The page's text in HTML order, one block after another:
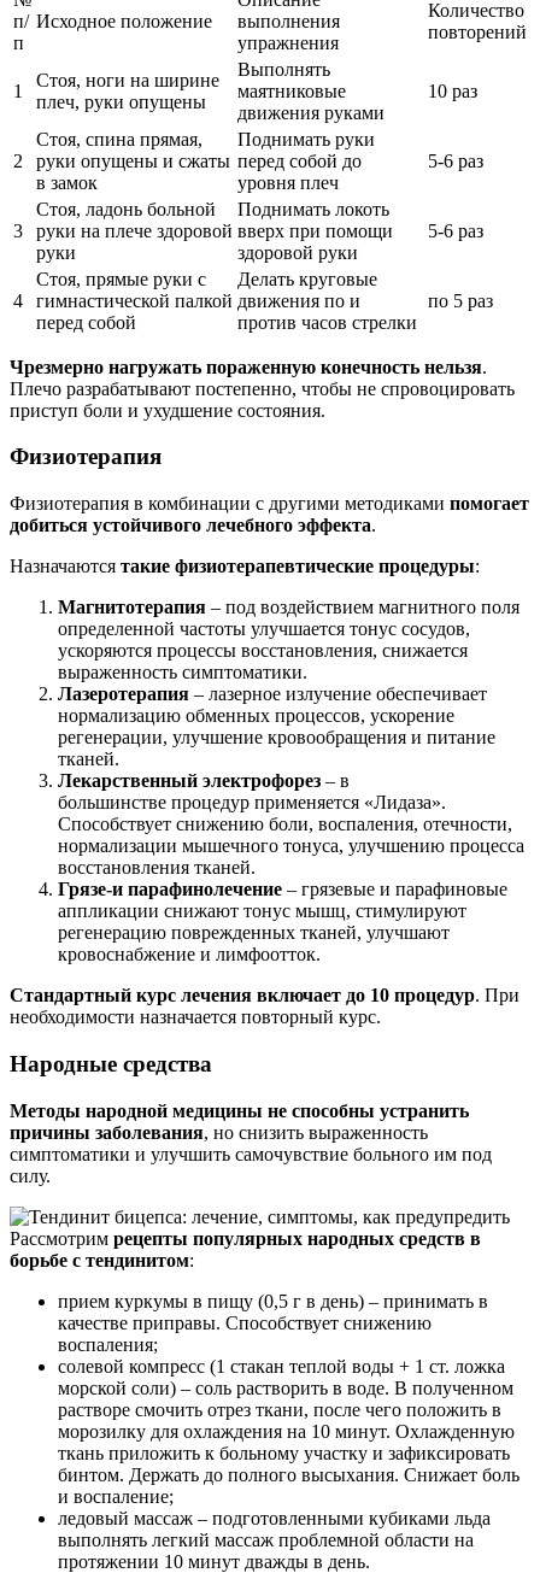
п/
п
Исходное положение
выполнения
упражнения
Количество
повторений
1
Стоя, ноги на ширине
плеч, руки опущены
Выполнять
маятниковые
движения руками
10 раз
2
Стоя, спина прямая,
руки опущены и сжаты
в замок
Поднимать руки
перед собой до
уровня плеч
5-6 раз
3
Стоя, ладонь больной
руки на плече здоровой
руки
Поднимать локоть
вверх при помощи
здоровой руки
5-6 раз
4
Стоя, прямые руки с
гимнастической палкой
перед собой
Делать круговые
движения по и
против часов стрелки
по 5 раз
Чрезмерно нагружать пораженную конечность нельзя.
Плечо разрабатывают постепенно, чтобы не спровоцировать
приступ боли и ухудшение состояния.
Физиотерапия
Физиотерапия в комбинации с другими методиками помогает
добиться устойчивого лечебного эффекта.
Назначаются такие физиотерапевтические процедуры:
Магнитотерапия – под воздействием магнитного поля
определенной частоты улучшается тонус сосудов,
ускоряются процессы восстановления, снижается
выраженность симптоматики.
Лазеротерапия – лазерное излучение обеспечивает
нормализацию обменных процессов, ускорение
регенерации, улучшение кровообращения и питание
тканей.
Лекарственный электрофорез – в
большинстве процедур применяется «Лидаза».
Способствует снижению боли, воспаления, отечности,
нормализации мышечного тонуса, улучшению процесса
восстановления тканей.
Грязе-и парафинолечение – грязевые и парафиновые
аппликации снижают тонус мышц, стимулируют
регенерацию поврежденных тканей, улучшают
кровоснабжение и лимфоотток.
Стандартный курс лечения включает до 10 процедур. При
необходимости назначается повторный курс.
Народные средства
Методы народной медицины не способны устранить
причины заболевания, но снизить выраженность
симптоматики и улучшить самочувствие больного им под
силу.
Рассмотрим рецепты популярных народных средств в
борьбе с тендинитом:
прием куркумы в пищу (0,5 г в день) – принимать в
качестве приправы. Способствует снижению
воспаления;
солевой компресс (1 стакан теплой воды + 1 ст. ложка
морской соли) – соль растворить в воде. В полученном
растворе смочить отрез ткани, после чего положить в
морозилку для охлаждения на 10 минут. Охлажденную
ткань приложить к больному участку и зафиксировать
бинтом. Держать до полного высыхания. Снижает боль
и воспаление;
ледовый массаж – подготовленными кубиками льда
выполнять легкий массаж проблемной области на
протяжении 10 минут дважды в день.